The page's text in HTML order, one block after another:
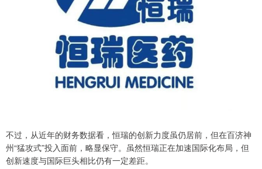
不过，从近年的财务数据看，恒瑞的创新力度虽仍居前，但在百济神
州“猛攻式”投入面前，略显保守。虽然恒瑞正在加速国际化布局，但
创新速度与国际巨头相比仍有一定差距。